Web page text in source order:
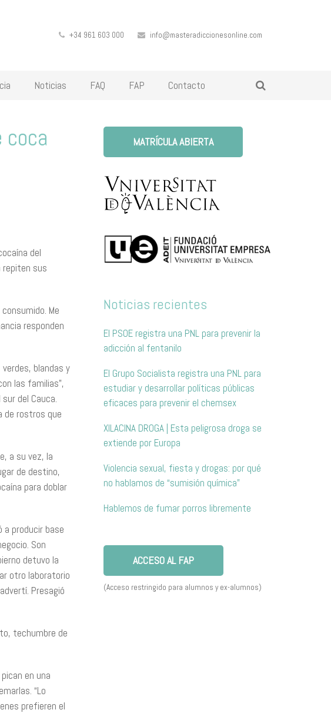
+34 961 603 000 info@masteradiccionesonline.com
Noticias FAQ FAP Contacto
coca
del
repiten sus
Me
responden
blandas y
las familias”,
del Cauca.
de rostros que
a su vez, la
de destino,
para doblar
a producir base
Son
detuvo la
otro laboratorio
Presagió
techumbre de
en una
“Lo
prefieren el
MATRÍCULA ABIERTA
Noticias recientes
El PSOE registra una PNL para prevenir la
adicción al fentanilo
El Grupo Socialista registra una PNL para
estudiar y desarrollar políticas públicas
eficaces para prevenir el chemsex
XILACINA DROGA | Esta peligrosa droga se
extiende por Europa
Violencia sexual, fiesta y drogas: por qué
no hablamos de “sumisión química”
Hablemos de fumar porros libremente
ACCESO AL FAP
(Acceso restringido para alumnos y ex-alumnos)